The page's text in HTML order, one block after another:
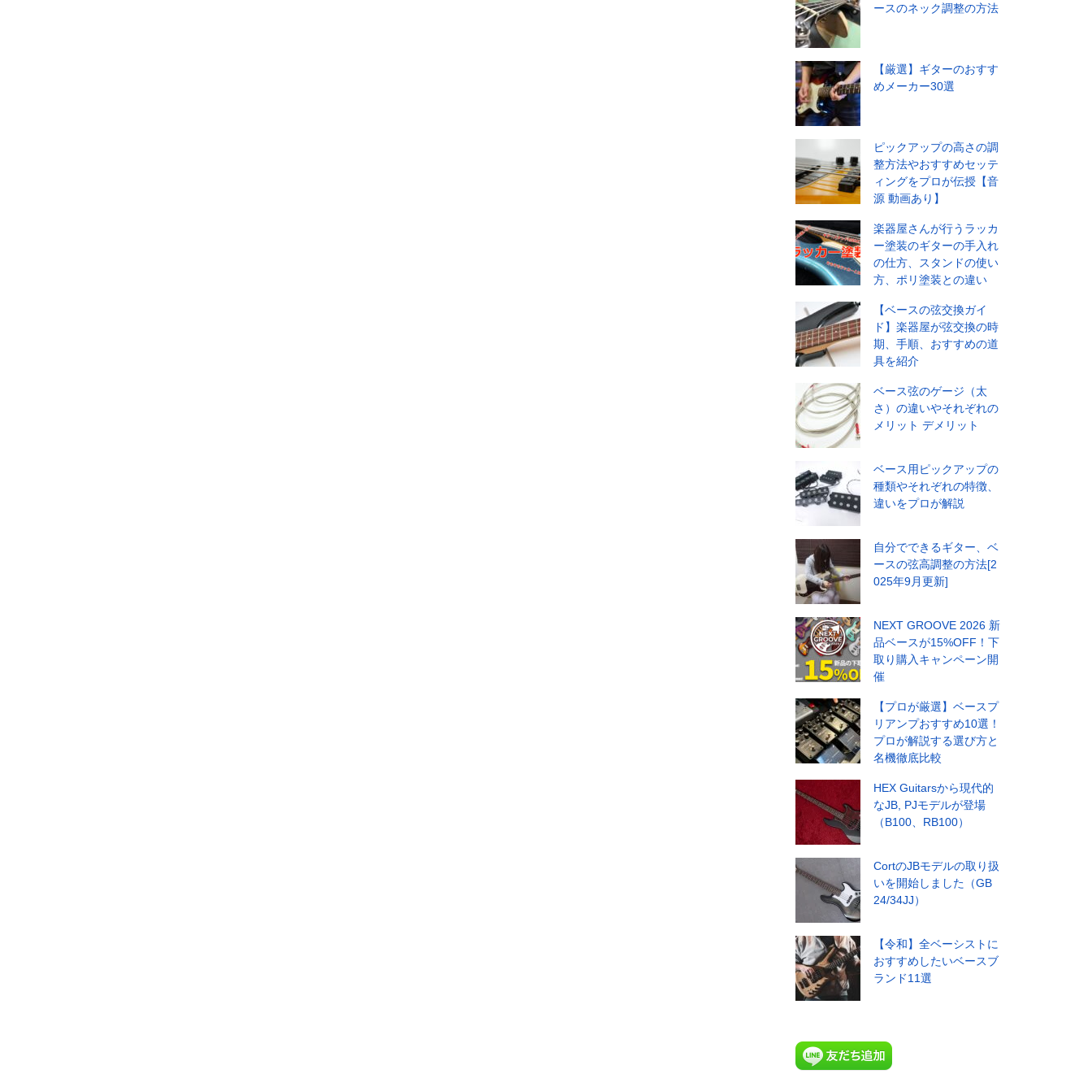
ースのネック調整の方法
【厳選】ギターのおすす
めメーカー30選
ピックアップの高さの調
整方法やおすすめセッテ
ィングをプロが伝授【音
源 動画あり】
楽器屋さんが行うラッカ
ー塗装のギターの手入れ
の仕方、スタンドの使い
方、ポリ塗装との違い
【ベースの弦交換ガイ
ド】楽器屋が弦交換の時
期、手順、おすすめの道
具を紹介
ベース弦のゲージ（太
さ）の違いやそれぞれの
メリット デメリット
ベース用ピックアップの
種類やそれぞれの特徴、
違いをプロが解説
自分でできるギター、ベ
ースの弦高調整の方法[2
025年9月更新]
NEXT GROOVE 2026 新
品ベースが15%OFF！下
取り購入キャンペーン開
催
【プロが厳選】ベースプ
リアンプおすすめ10選！
プロが解説する選び方と
名機徹底比較
HEX Guitarsから現代的
なJB, PJモデルが登場
（B100、RB100）
CortのJBモデルの取り扱
いを開始しました（GB
24/34JJ）
【令和】全ベーシストに
おすすめしたいベースブ
ランド11選